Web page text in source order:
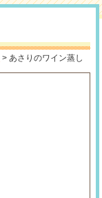
> あさりのワイン蒸し